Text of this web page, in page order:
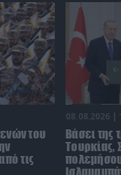
του
τις
08.08.2026 |
Βάσει της
Τουρκίας,